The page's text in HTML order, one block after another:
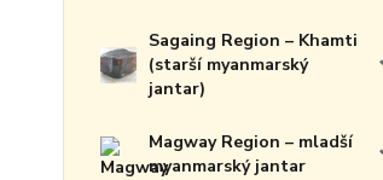
Sagaing Region – Khamti
(starší myanmarský
jantar)
Magway Region – mladší
myanmarský jantar